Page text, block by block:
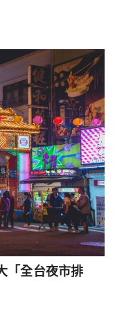
「全台夜市排